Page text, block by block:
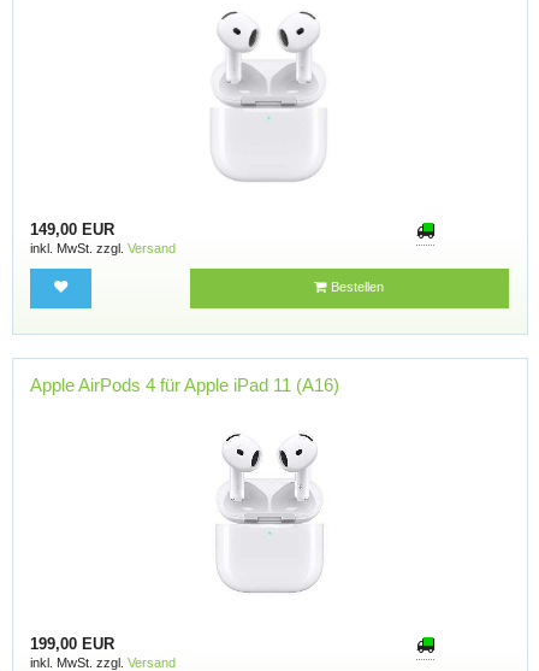
149,00 EUR
inkl. MwSt. zzgl. Versand
Bestellen
Apple AirPods 4 für Apple iPad 11 (A16)
199,00 EUR
inkl. MwSt. zzgl. Versand